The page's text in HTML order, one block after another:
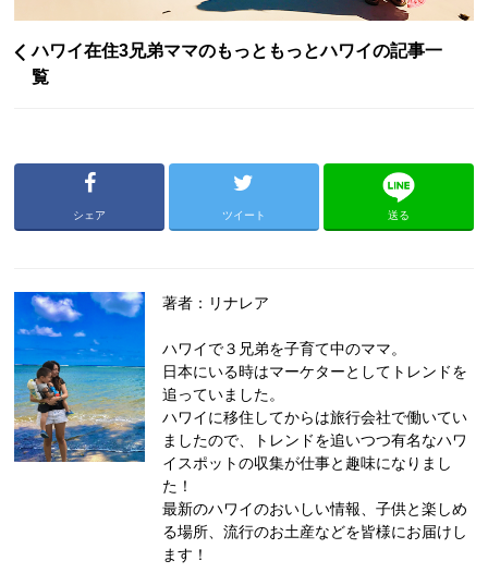
ハワイ在住3兄弟ママのもっともっとハワイの記事一
覧
シェア ツイート 送る
著者：リナレア
ハワイで３兄弟を子育て中のママ。
日本にいる時はマーケターとしてトレンドを
追っていました。
ハワイに移住してからは旅行会社で働いてい
ましたので、トレンドを追いつつ有名なハワ
イスポットの収集が仕事と趣味になりまし
た！
最新のハワイのおいしい情報、子供と楽しめ
る場所、流行のお土産などを皆様にお届けし
ます！